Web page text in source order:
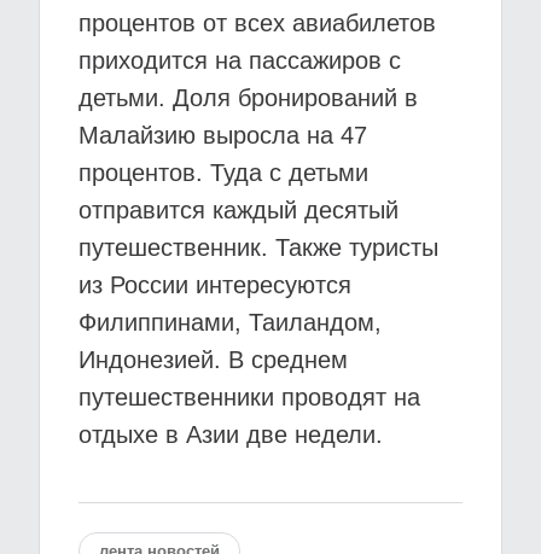
процентов от всех авиабилетов
приходится на пассажиров с
детьми. Доля бронирований в
Малайзию выросла на 47
процентов. Туда с детьми
отправится каждый десятый
путешественник. Также туристы
из России интересуются
Филиппинами, Таиландом,
Индонезией. В среднем
путешественники проводят на
отдыхе в Азии две недели.